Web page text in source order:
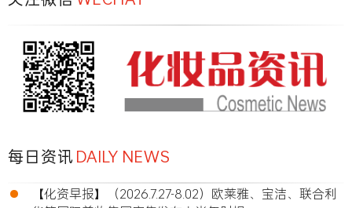
每日资讯DAILY NEWS
•
【化资早报】（2026.7.27-8.02）欧莱雅、宝洁、联合利